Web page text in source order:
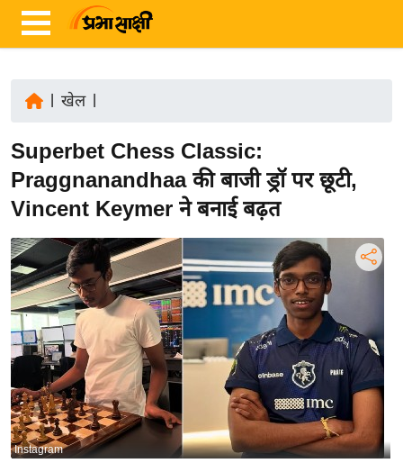
ज़ा
ख
ब
र
रा
ष्ट्री
य
अं
त
ष्ट्री
य
बि
खेल|
Superbet Chess Classic:
Praggnanandhaa की बाजी ड्रॉ पर छूटी,
Vincent Keymer ने बनाई बढ़त
Instagram